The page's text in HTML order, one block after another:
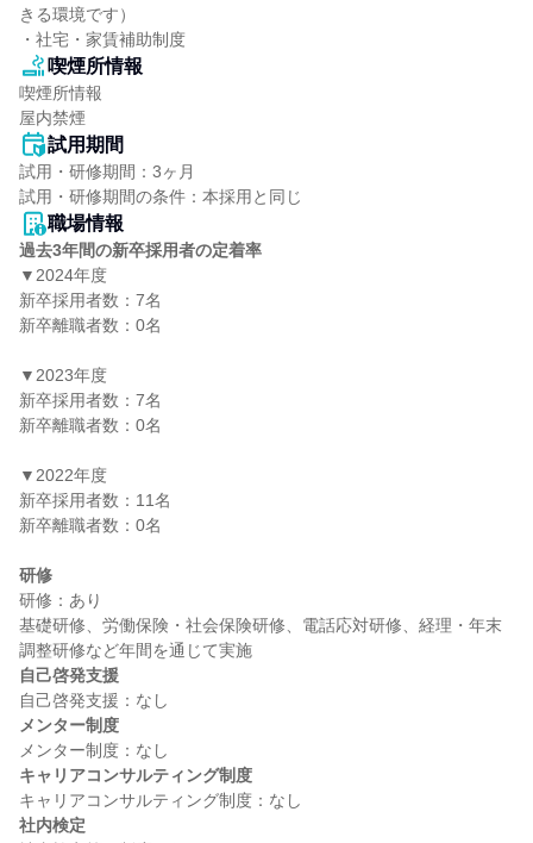
きる環境です）
・社宅・家賃補助制度
喫煙所情報
喫煙所情報
屋内禁煙
試用期間
試用・研修期間：3ヶ月
職場情報
過去3年間の新卒採用者の定着率
▼2024年度
新卒採用者数：7名
新卒離職者数：0名
▼2023年度
新卒採用者数：7名
新卒離職者数：0名
▼2022年度
新卒採用者数：11名
新卒離職者数：0名
研修
研修：あり
基礎研修、労働保険・社会保険研修、電話応対研修、経理・年末
自己啓発支援
メンター制度
キャリアコンサルティング制度
社内検定